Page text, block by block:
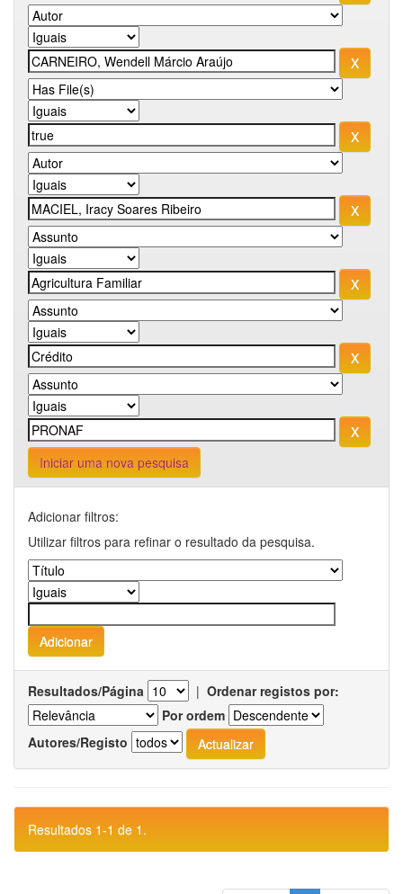
Iniciar uma nova pesquisa
Adicionar filtros:
Utilizar filtros para refinar o resultado da pesquisa.
Resultados/Página | Ordenar registos por:
Por ordem
Autores/Registo
Resultados 1-1 de 1.